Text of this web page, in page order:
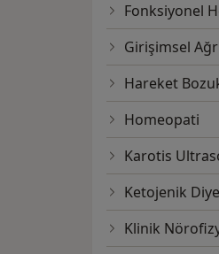
Fonksiyonel
Girişimsel
Hareket
Homeopati
Karotis
Ketojenik
Klinik